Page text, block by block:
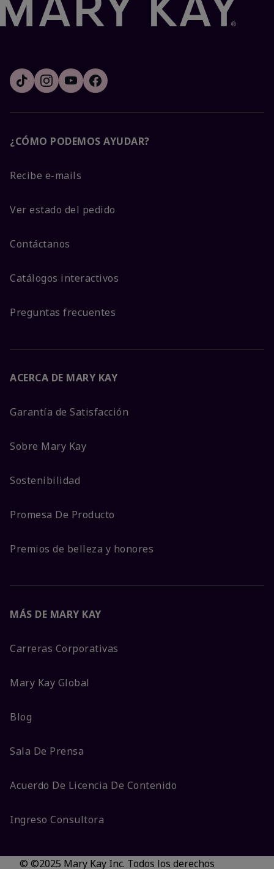
¿CÓMO PODEMOS AYUDAR?
Recibe e-mails
Ver estado del pedido
Contáctanos
Catálogos interactivos
Preguntas frecuentes
ACERCA DE MARY KAY
Garantía de Satisfacción
Sobre Mary Kay
Sostenibilidad
Promesa De Producto
Premios de belleza y honores
MÁS DE MARY KAY
Carreras Corporativas
Mary Kay Global
Blog
Sala De Prensa
Acuerdo De Licencia De Contenido
Ingreso Consultora
© ©2025 Mary Kay Inc. Todos los derechos